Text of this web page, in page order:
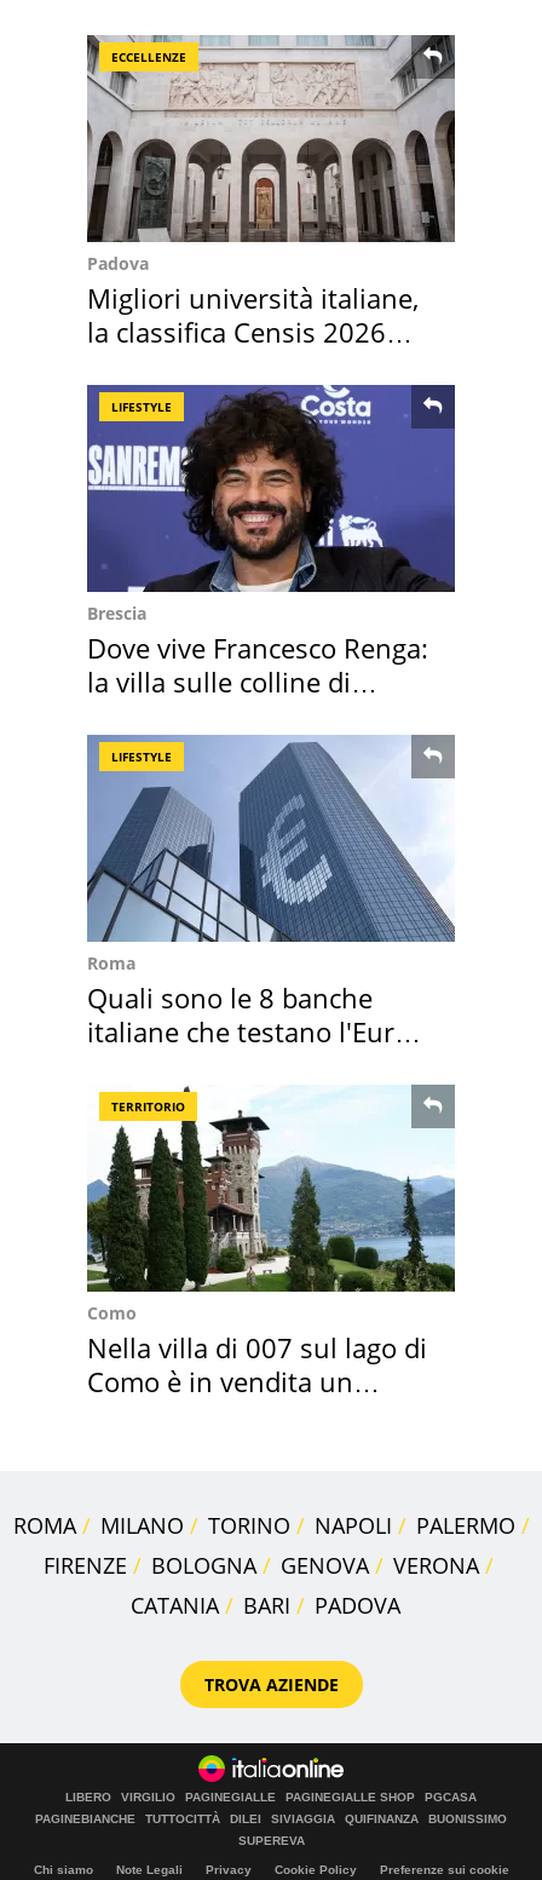
ECCELLENZE
Padova
Migliori università italiane,
la classifica Censis 2026
LIFESTYLE
Brescia
Dove vive Francesco Renga:
la villa sulle colline di
LIFESTYLE
Roma
Quali sono le 8 banche
italiane che testano l'Euro
TERRITORIO
Como
Nella villa di 007 sul lago di
Como è in vendita un
ROMA MILANO TORINO NAPOLI
PALERMO
FIRENZE
BOLOGNA GENOVA
VERONA
CATANIA
BARI PADOVA
TROVA AZIENDE
LIBERO VIRGILIO PAGINEGIALLE PAGINEGIALLE SHOP
PGCASA
PAGINEBIANCHE
TUTTOCITTÀ DILEI SIVIAGGIA QUIFINANZA
BUONISSIMO
SUPEREVA
Chi siamo Note Legali Privacy Cookie Policy
Preferenze sui cookie